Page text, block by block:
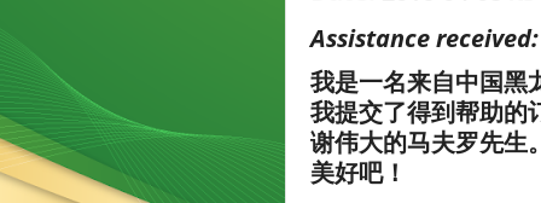
Assistance
我是一名来自中国黑
我提交了得到帮助的
谢伟大的马夫罗先生
美好吧！